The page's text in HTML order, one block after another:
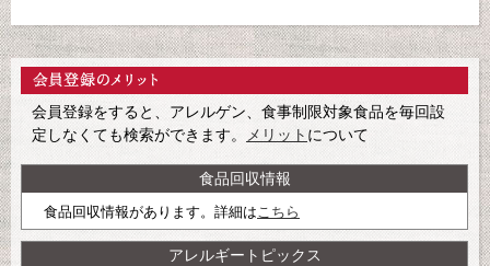
会員登録をすると、アレルゲン、食事制限対象食品を毎回設
定しなくても検索ができます。
メリット について
食品回収情報
食品回収情報があります。詳細はこちら
アレルギートピックス